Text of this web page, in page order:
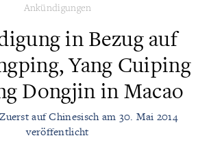
Ankündigungen
in Bezug auf
Yang Cuiping
Dongjin in Macao
auf Chinesisch am 30. Mai 2014
veröffentlicht